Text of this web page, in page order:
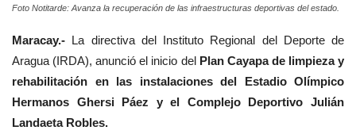
Foto Notitarde: Avanza la recuperación de las infraestructuras deportivas del estado.
Maracay.- La directiva del Instituto Regional del Deporte de
Aragua (IRDA), anunció el inicio del Plan Cayapa de limpieza y
rehabilitación en las instalaciones del Estadio Olímpico
Hermanos Ghersi Páez y el Complejo Deportivo Julián
Landaeta Robles.